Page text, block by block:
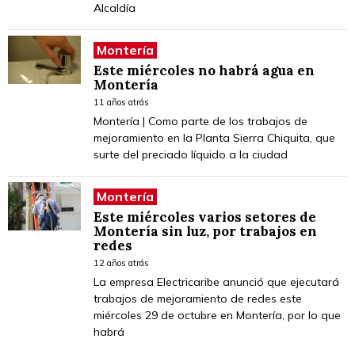
Alcaldía
Montería
Este miércoles no habrá agua en
Montería
11 años atrás
Montería | Como parte de los trabajos de
mejoramiento en la Planta Sierra Chiquita, que
surte del preciado líquido a la ciudad
Montería
Este miércoles varios setores de
Montería sin luz, por trabajos en
redes
12 años atrás
La empresa Electricaribe anunció que ejecutará
trabajos de mejoramiento de redes este
miércoles 29 de octubre en Montería, por lo que
habrá